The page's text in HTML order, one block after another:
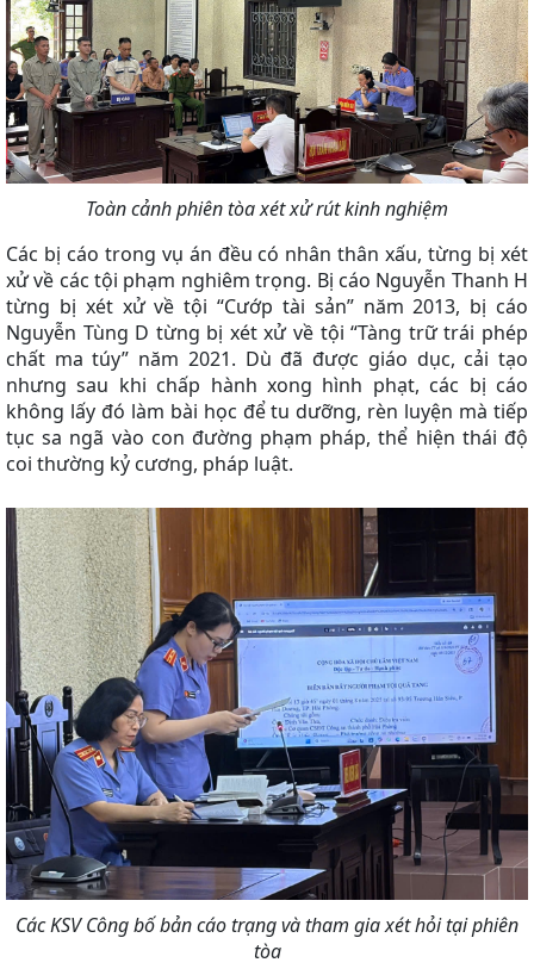
Toàn cảnh phiên tòa xét xử rút kinh nghiệm
Các bị cáo trong vụ án đều có nhân thân xấu, từng bị xét
xử về các tội phạm nghiêm trọng. Bị cáo Nguyễn Thanh H
từng bị xét xử về tội “Cướp tài sản” năm 2013, bị cáo
Nguyễn Tùng D từng bị xét xử về tội “Tàng trữ trái phép
chất ma túy” năm 2021. Dù đã được giáo dục, cải tạo
nhưng sau khi chấp hành xong hình phạt, các bị cáo
không lấy đó làm bài học để tu dưỡng, rèn luyện mà tiếp
tục sa ngã vào con đường phạm pháp, thể hiện thái độ
coi thường kỷ cương, pháp luật.
Các KSV Công bố bản cáo trạng và tham gia xét hỏi tại phiên
tòa